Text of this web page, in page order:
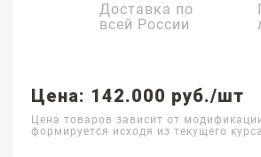
Доставка по
всей России
Цена: 142.000 руб./шт
Цена товаров зависит от
формируется исходя из текущего